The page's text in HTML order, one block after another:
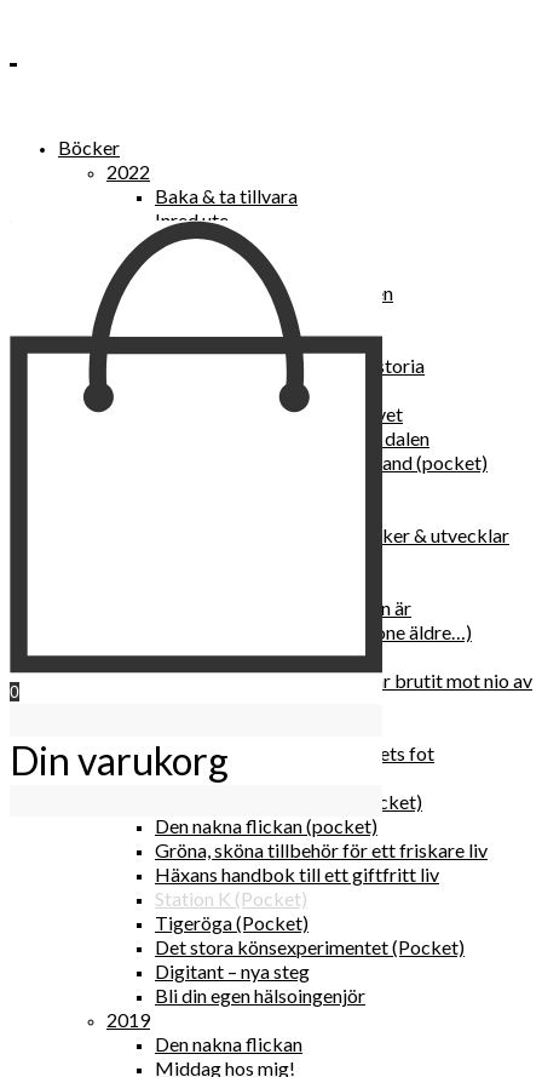
Böcker
2022
Baka & ta tillvara
Inred ute
Power Women
2021
Kvinnan som lekte med elden
“Vi vill nytt, vi begär plats”
Sånger vid avgrunden
Vattenvarelser : en kulturhistoria
Sannas fastebok
Happy skin : ung hud hela livet
Det lilla pensionatet i gröna dalen
I trygghetsnarkomanernas land (pocket)
Self Love – hur du läker, stärker & utvecklar
Hur du blir parisisk var du än är
Äldre och klokare (åtminstone äldre…)
Häxans kokbok
Gud gav oss tio bud – jag har brutit mot nio av
Den lilla vingården vid bergets fot
Happy me
Det lilla galleriet i solen (pocket)
Den nakna flickan (pocket)
Gröna, sköna tillbehör för ett friskare liv
Häxans handbok till ett giftfritt liv
Station K (Pocket)
Tigeröga (Pocket)
Det stora könsexperimentet (Pocket)
Digitant – nya steg
Bli din egen hälsoingenjör
2019
Den nakna flickan
Middag hos mig!
0
Din varukorg